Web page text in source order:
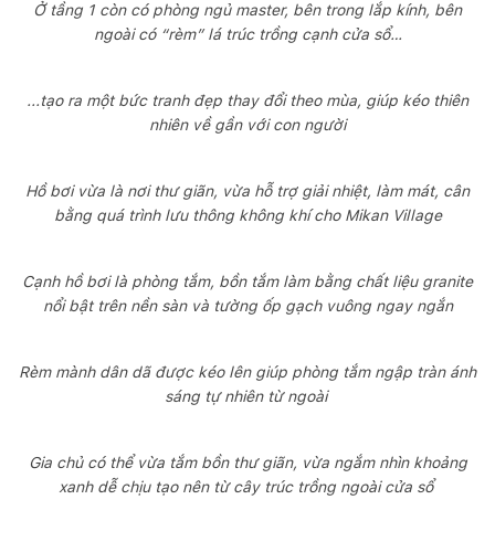
Ở tầng 1 còn có phòng ngủ master, bên trong lắp kính, bên
ngoài có “rèm” lá trúc trồng cạnh cửa sổ…
...tạo ra một bức tranh đẹp thay đổi theo mùa, giúp kéo thiên
nhiên về gần với con người
Hồ bơi vừa là nơi thư giãn, vừa hỗ trợ giải nhiệt, làm mát, cân
bằng quá trình lưu thông không khí cho Mikan Village
Cạnh hồ bơi là phòng tắm, bồn tắm làm bằng chất liệu granite
nổi bật trên nền sàn và tường ốp gạch vuông ngay ngắn
Rèm mành dân dã được kéo lên giúp phòng tắm ngập tràn ánh
sáng tự nhiên từ ngoài
Gia chủ có thể vừa tắm bồn thư giãn, vừa ngắm nhìn khoảng
xanh dễ chịu tạo nên từ cây trúc trồng ngoài cửa sổ